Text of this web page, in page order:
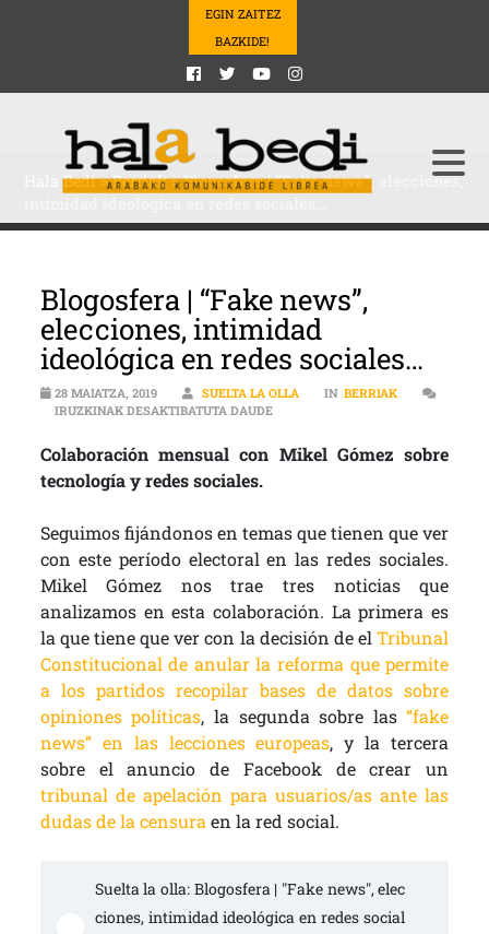
EGIN ZAITEZ
BAZKIDE!
Hala Bedi>Berriak>Blogosfera | “Fake news”, elecciones,
Blogosfera | “Fake news”,
elecciones, intimidad
ideológica en redes sociales…
28 MAIATZA, 2019 SUELTA LA OLLA IN BERRIAK
IRUZKINAK DESAKTIBATUTA DAUDEBLOGOSFERA | “FAKE NEWS”,
Colaboración mensual con Mikel Gómez sobre
tecnología y redes sociales.
Seguimos fijándonos en temas que tienen que ver
con este período electoral en las redes sociales.
Mikel Gómez nos trae tres noticias que
analizamos en esta colaboración. La primera es
la que tiene que ver con la decisión de elTribunal
Constitucional de anular la reforma que permite
a los partidos recopilar bases de datos sobre
opiniones políticas, la segunda sobre las“fake
news” en las lecciones europeas, y la tercera
sobre el anuncio de Facebook de crear un
tribunal de apelación para usuarios/as ante las
dudas de la censura en la red social.
Suelta la olla: Blogosfera | "Fake news", elec
ciones, intimidad ideológica en redes social